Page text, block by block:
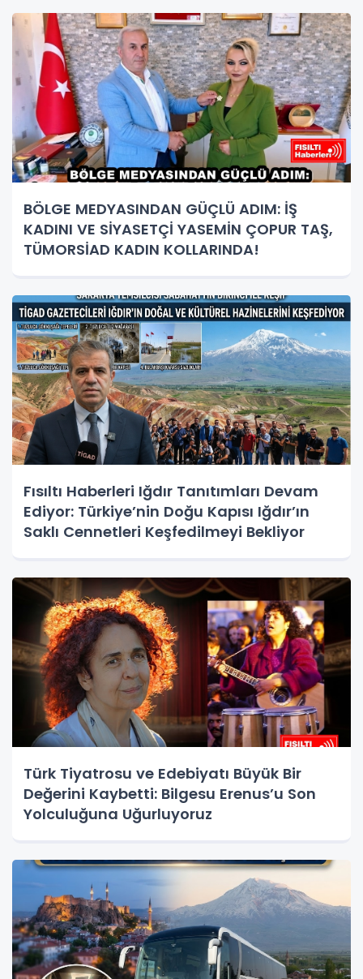
BÖLGE MEDYASINDAN GÜÇLÜ ADIM: İŞ
KADINI VE SİYASETÇİ YASEMİN ÇOPUR TAŞ,
TÜMORSİAD KADIN KOLLARINDA!
Fısıltı Haberleri Iğdır Tanıtımları Devam
Ediyor: Türkiye’nin Doğu Kapısı Iğdır’ın
Saklı Cennetleri Keşfedilmeyi Bekliyor
Türk Tiyatrosu ve Edebiyatı Büyük Bir
Değerini Kaybetti: Bilgesu Erenus’u Son
Yolculuğuna Uğurluyoruz